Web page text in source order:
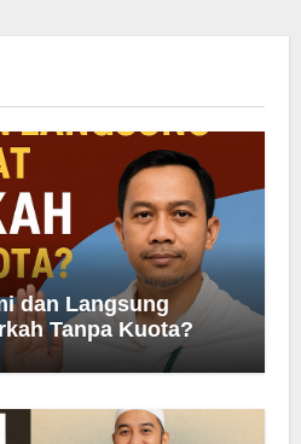
dan Langsung
Tanpa Kuota?